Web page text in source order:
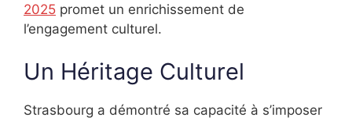
2025 promet un enrichissement de
l’engagement culturel.
Un Héritage Culturel
Strasbourg a démontré sa capacité à s’imposer